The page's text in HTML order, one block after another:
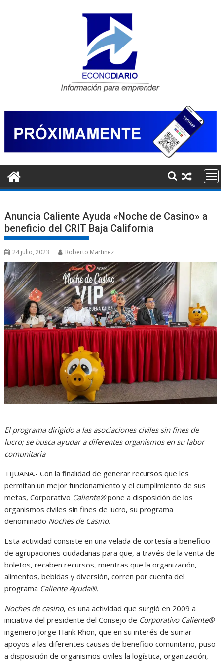
Anuncia Caliente Ayuda «Noche de Casino» a
beneficio del CRIT Baja California
24 julio, 2023 Roberto Martinez
El programa dirigido a las asociaciones civiles sin fines de
lucro; se busca ayudar a diferentes organismos en su labor
comunitaria
TIJUANA.- Con la finalidad de generar recursos que les
permitan un mejor funcionamiento y el cumplimiento de sus
metas, Corporativo Caliente®pone a disposición de los
organismos civiles sin fines de lucro, su programa
denominado Noches de Casino.
Esta actividad consiste en una velada de cortesía a beneficio
de agrupaciones ciudadanas para que, a través de la venta de
boletos, recaben recursos, mientras que la organización,
alimentos, bebidas y diversión, corren por cuenta del
programa Caliente Ayuda®.
Noches de casino, es una actividad que surgió en 2009 a
iniciativa del presidente del Consejo de Corporativo Caliente®
ingeniero Jorge Hank Rhon, que en su interés de sumar
apoyos a las diferentes causas de beneficio comunitario, puso
a disposición de organismos civiles la logística, organización,